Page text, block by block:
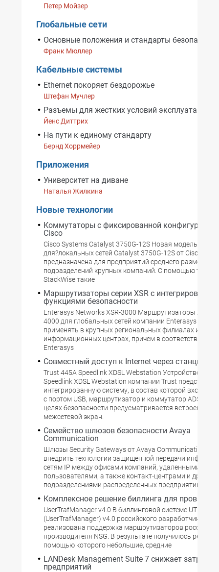
Петер Мойзер
Глобальные сети
Основные положения и стандарты
Франк Мюллер
Кабельные системы
Ethernet покоряет бездорожье
Штефан Мучлер
Разъемы для жестких условий эксплуатации
Йенс Диттрих
На пути к единому стандарту
Бернд Хоррмейер
Приложения
Университет на диване
Наталья Жилкина
Новые технологии
Коммутаторы с фиксированной
Cisco
Cisco Systems Catalyst 3750G-12S Новая модель
для?локальных сетей Catalyst 3750G-12S от Cisco
предназначена для предприятий среднего размера и
подразделений крупных компаний. С помощью
StackWise такие
Маршрутизаторы серии XSR с
функциями безопасности
Enterasys Networks XSR-3000 Маршрутизаторы XSR-
4000 для глобальных сетей компании Enterasys
применять в крупных региональных филиалах и
информационных центрах, причем в соответствии со
Enterasys
Совместный доступ к Internet через станцию
Trust 445A Speedlink XDSL Webstation Устройство
Speedlink XDSL Webstation компании Trust
интегрированную систему, в состав которой входят
с портом USB, маршрутизатор и коммутатор ADSL.
целях безопасности предусматривается встроенный
межсетевой экран.
Семейство шлюзов безопасности Avaya
Communication
Шлюзы Security Gateways от Avaya Communication
внедрить технологии защищенной передачи
сетям IP между офисами компаний, удаленными
пользователями, а также контакт-центрами и другими
подразделениями распределенных предприятий. По
Комплексное решение биллинга для
UserTrafManager v4.0 В биллинговой системе UTM
(UserTrafManager) v4.0 российского разработчика
реализована поддержка маршрутизаторов
производителя NSG. В результате получилось
помощью которого небольшие, средние
LANDesk Management Suite 7 снижает затраты
предприятий